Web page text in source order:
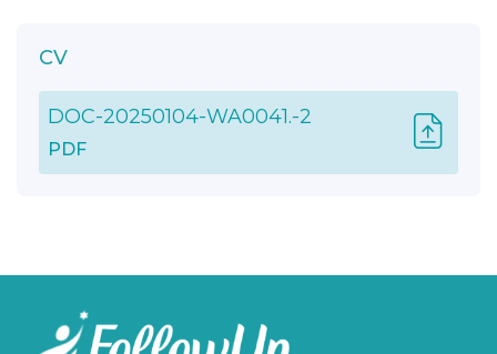
CV
DOC-20250104-WA0041.-2
PDF